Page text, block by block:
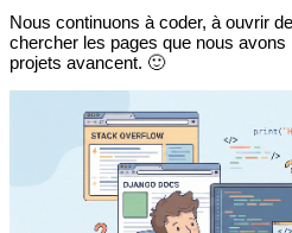
Nous continuons à coder, à ouvrir
chercher les pages que nous avons
projets avancent. 🙂